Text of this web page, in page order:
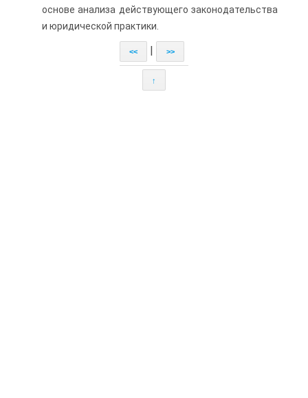
основе анализа действующего законодательства
и юридической практики.
<< >>
↑